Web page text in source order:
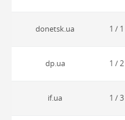
donetsk.ua 1 / 1
dp.ua 1 / 2
if.ua 1 / 3